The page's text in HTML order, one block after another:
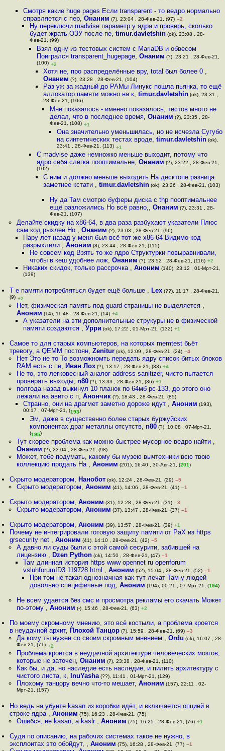
Смотря какие huge pages Если transparent - то ведро нормально
справляется с пер, Онаним (?), 23:04 , 28-Фев-21, (97) –2
Ну переключи madvise параметр у ядра и проверь, сколько
будет жрать ОЗУ после пе,timur.davletshin (ok), 23:08 , 28-
Фев-21, (99)
Взял одну из тестовых систем с MariaDB и обвесом
Поигрался transparent_hugepage, Онаним (?), 23:21 , 28-Фев-21,
(100) +2
Хотя не, про распределённые вру, total был более 0 ,
Онаним (?), 23:28 , 28-Фев-21, (104)
Раз уж за жадный до РАМы Линукс пошла пьянка, то ещё
аллокатор памяти можно на к, timur.davletshin(ok), 23:31 ,
28-Фев-21, (106)
Мне показалось - именно показалось, тестов много не
делал, что в последнее время,Онаним (?), 23:35 , 28-
Фев-21, (108) +1
Она значительно уменьшилась, но не исчезла Cугубо
на синтетических тестах вроде, timur.davletshin(ok),
23:41 , 28-Фев-21, (113) +1
С madvise даже немножко меньше выходит, потому что
ядро себя слегка пооптимальне, Онаним (?), 23:22 , 28-Фев-21,
(102)
C ним и должно меньше выходить На десктопе разница
заметнее кстати , timur.davletshin(ok), 23:26 , 28-Фев-21, (103)
Ну да Там смотрю буферы диска с thp пооптимальнее
ещё разложились Но всё равно,,Онаним (?), 23:31 , 28-
Фев-21, (107)
Делайте скидку на x86-64, в два раза разбухают указатели Плюс
сам код рыхлее Но , Онаним (?), 23:03 , 28-Фев-21, (96)
Пару лет назад у меня был всё тот же x86-64 Видимо код
разрыхлили , Аноним (8), 23:44 , 28-Фев-21, (115)
Не совсем код Взять то же ядро Cтруктурки повыравнивали,
чтобы в кеш удобнее лож,Онаним (?), 23:52 , 28-Фев-21, (116) +2
Никаких скидок, только рассрочка , Аноним (140), 23:12 , 01-Мрт-21,
(139)
Т е памяти потребляться будет ещё больше , Lex (??), 11:17 , 28-Фев-21,
(9) +2
Нет, физическая память под guard-страницы не выделяется ,
Аноним (14), 11:48 , 28-Фев-21, (14) +4
А указатели на эти дополнительные струкуры не в физической
памяти создаются , Урри (ok), 17:22 , 01-Мрт-21, (132) +1
Самое то для старых компьютеров, на которых memtest бьёт
тревогу, а QEMM постоян,Zenitur (ok), 12:09 , 28-Фев-21, (24) –4
Нет Это не то То возможномть передать ядру список битых блоков
RAM есть с пе, Иван Лох(?), 13:17 , 28-Фев-21, (33) +4
Не то, это легковесный аналог address sanitizer, чисто пытается
проверять выходы, n80(?), 13:33 , 28-Фев-21, (36) +1
полгода назад выкинул 10 планок по 64мб pc-133, до этого оно
лежали на авито с п, Анончик(?), 18:43 , 28-Фев-21, (85)
Странно, они на драгмет заметно дороже идут , Аноним (193),
00:17 , 07-Мрт-21, (193)
Эм, даже в существенно более старых буржуйских
компонентах драг металлы отсутств,n80 (?), 10:08 , 07-Мрт-21,
(195)
Тут скорее проблема как можно быстрее мусорное ведро найти ,
Онаним (?), 23:04 , 28-Фев-21, (98)
Может, тебе подумать, какому бы музею вычтехники всю твою
коллекцию продать На , Аноним (201), 16:40 , 30-Авг-21, (201)
Скрыто модератором, Нанобот (ok), 12:24 , 28-Фев-21, (29) –5
Скрыто модератором, Аноним (41), 14:06 , 28-Фев-21, (41) –1
Скрыто модератором,Аноним (31), 12:28 , 28-Фев-21, (31) –3
Скрыто модератором, Аноним (37), 13:47 , 28-Фев-21, (37) –1
Скрыто модератором,Аноним (39), 13:57 , 28-Фев-21, (39) +1
Почему не интегрировали готовую защиту памяти от PaX из https
grsecurity net ,Аноним (41), 14:10 , 28-Фев-21, (42) –5
А давно ли суды были с этой самой сесурити, забившей на
лицензию , Dzen Python(ok), 14:50 , 28-Фев-21, (47) –1
Там длинная история https www opennet ru openforum
vsluhforumID3 119728 html , Аноним (52), 15:04 , 28-Фев-21, (52) –1
При том не такая однозначная как тут лечат Там у людей
довольно специфичные под,Аноним (194), 00:21 , 07-Мрт-21, (194)
Не всем удается без смс и просмотра рекламы его скачать Может
по-этому , Аноним (-), 15:46 , 28-Фев-21, (63) +2
По моему скромному мнению, это всё костыли, а проблема кроется
в неудачной архит, Плохой Танцор (?), 15:59 , 28-Фев-21, (69) –3
Да кому ты нужен со своим скромным мнением , Ordu (ok), 16:07 , 28-
Фев-21, (71) +2
Проблема кроется в неудачной архитектуре человеческих мозгов,
которые не заточен, Онаним (?), 23:38 , 28-Фев-21, (110)
Как бы, и да, но наследие есть наследие, и пилить архитектуру с
чистого листа, к, InuYasha(??), 11:41 , 01-Мрт-21, (129)
Плохому танцору вечно что-то мешает, Аноним (157), 22:11 , 02-
Мрт-21, (157)
Но ведь на убунте kasan из коробки идёт, и включается опцией в
строке ядра ,Аноним (75), 16:23 , 28-Фев-21, (75)
Ошибся, не kasan, а kaslr , Аноним (75), 16:25 , 28-Фев-21, (76) +1
Судя по описанию, на рабочих системах такое не нужно, в
эксплоитах это обойдут, ,Аноним (75), 16:28 , 28-Фев-21, (77) –1